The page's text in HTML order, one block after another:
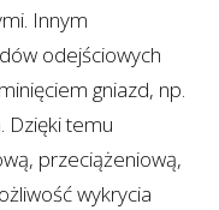
Innym
odejściowych
gniazd, np.
Dzięki temu
przeciążeniową,
wykrycia